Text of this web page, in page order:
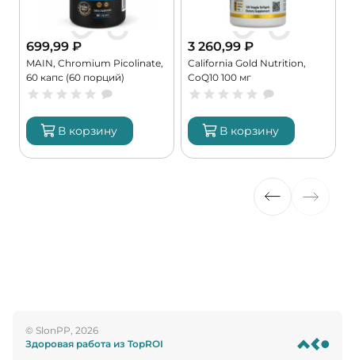
699,99 ₽
MAIN, Chromium Picolinate,
60 капс (60 порций)
В корзину
3 260,99 ₽
California Gold Nutrition,
CoQ10 100 мг
В корзину
© SlonPP, 2026
Здоровая работа из TopROI